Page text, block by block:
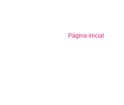
Página inicial